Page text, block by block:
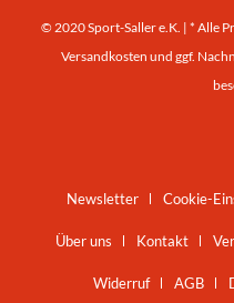
© 2020 Sport-Saller e.K. | * Alle
Versandkosten und ggf.
Newsletter Cookie-
Über uns Kontakt
Widerruf AGB